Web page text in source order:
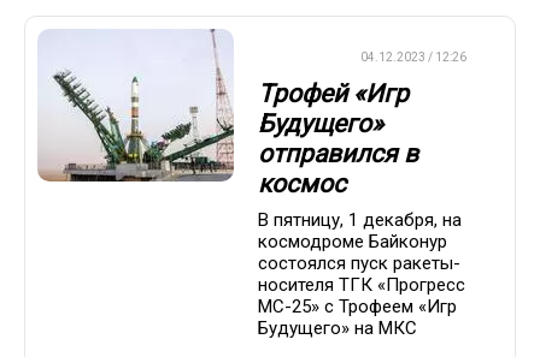
04.12.2023 / 12:26
Трофей «Игр
Будущего»
отправился в
космос
В пятницу, 1 декабря, на
космодроме Байконур
состоялся пуск ракеты-
носителя ТГК «Прогресс
МС-25» с Трофеем «Игр
Будущего» на МКС